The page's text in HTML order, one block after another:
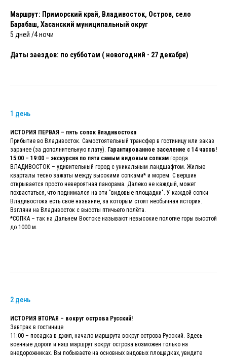
Маршрут: Приморский край, Владивосток, Остров, село
Барабаш, Хасанский муниципальный округ
5 дней /4 ночи
Даты заездов: по субботам ( новогодний - 27 декабря)
1 день
ИСТОРИЯ ПЕРВАЯ – пять сопок Владивостока
Прибытие во Владивосток. Самостоятельный трансфер в гостиницу или заказ
заранее (за дополнительную плату). Гарантированное заселение с 14 часов!
15:00 – 19:00 – экскурсия по пяти самым видовым сопкам города.
ВЛАДИВОСТОК – удивительный город с уникальным ландшафтом. Жилые
кварталы тесно зажаты между высокими сопками* и морем. С вершин
открывается просто невероятная панорама. Далеко не каждый, может
похвастаться, что поднимался на эти "видовые площадки". У каждой сопки
Владивостока есть своё название, за которым стоит необычная история.
Взгляни на Владивосток с высоты птичьего полёта.
*СОПКА – так на Дальнем Востоке называют невысокие пологие горы высотой
до 1000 м.
2 день
ИСТОРИЯ ВТОРАЯ – вокруг острова Русский!
Завтрак в гостинице
11:00 – посадка в джип, начало маршрута вокруг острова Русский. Здесь
военные дороги и наш маршрут вокруг острова возможен только на
внедорожниках. Вы побываете на основных видовых площадках, увидите